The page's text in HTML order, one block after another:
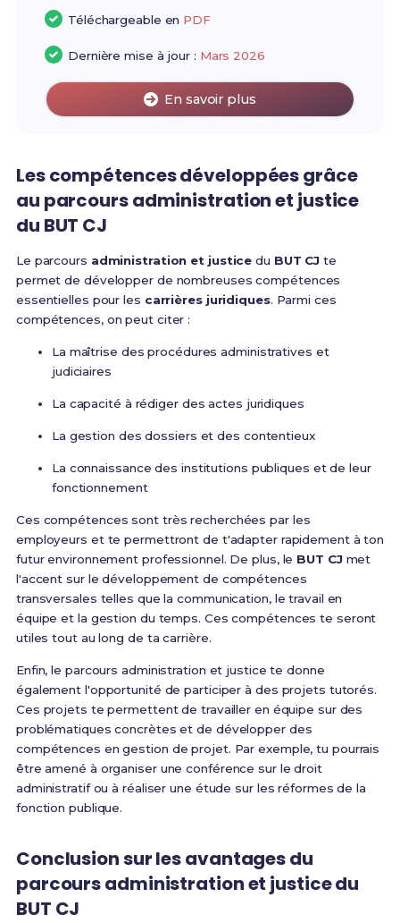
Téléchargeable en PDF
Dernière mise à jour : Mars 2026
En savoir plus
Les compétences développées grâce
au parcours administration et justice
du BUT CJ
Le parcours administration et justice du BUT CJ te
permet de développer de nombreuses compétences
essentielles pour les carrières juridiques. Parmi ces
compétences, on peut citer :
La maîtrise des procédures administratives et
judiciaires
La capacité à rédiger des actes juridiques
La gestion des dossiers et des contentieux
La connaissance des institutions publiques et de leur
fonctionnement
Ces compétences sont très recherchées par les
employeurs et te permettront de t'adapter rapidement à ton
futur environnement professionnel. De plus, le BUT CJmet
l'accent sur le développement de compétences
transversales telles que la communication, le travail en
équipe et la gestion du temps. Ces compétences te seront
utiles tout au long de ta carrière.
Enfin, le parcours administration et justice te donne
également l'opportunité de participer à des projets tutorés.
Ces projets te permettent de travailler en équipe sur des
problématiques concrètes et de développer des
compétences en gestion de projet. Par exemple, tu pourrais
être amené à organiser une conférence sur le droit
administratif ou à réaliser une étude sur les réformes de la
fonction publique.
Conclusion sur les avantages du
parcours administration et justice du
BUT CJ